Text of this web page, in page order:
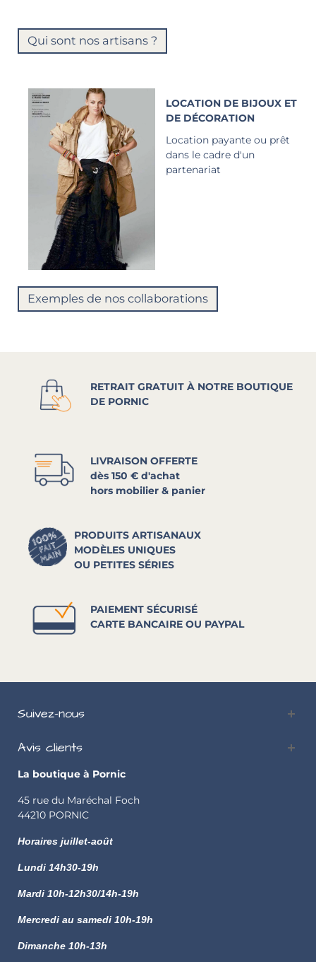
Qui sont nos artisans ?
LOCATION DE BIJOUX ET
DE DÉCORATION
Location payante ou prêt
dans le cadre d'un
partenariat
Exemples de nos collaborations
RETRAIT GRATUIT À NOTRE BOUTIQUE
DE PORNIC
LIVRAISON OFFERTE
dès 150 € d'achat
hors mobilier & panier
PRODUITS ARTISANAUX
MODÈLES UNIQUES
OU PETITES SÉRIES
PAIEMENT SÉCURISÉ
CARTE BANCAIRE OU PAYPAL
Suivez-nous
Avis clients
La boutique à Pornic
45 rue du Maréchal Foch
44210 PORNIC
Horaires juillet-août
Lundi 14h30-19h
Mardi 10h-12h30/14h-19h
Mercredi au samedi 10h-19h
Dimanche 10h-13h